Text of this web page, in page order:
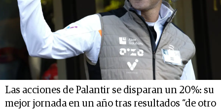
Las acciones de Palantir se disparan un 20%: su
mejor jornada en un año tras resultados “de otro